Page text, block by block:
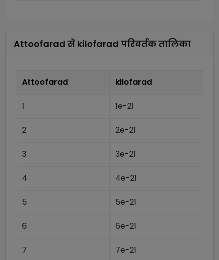
Attoofarad से kilofarad परिवर्तक तालिका
Attoofarad kilofarad
1 1e-21
2 2e-21
3 3e-21
4 4e-21
5 5e-21
6 6e-21
7 7e-21